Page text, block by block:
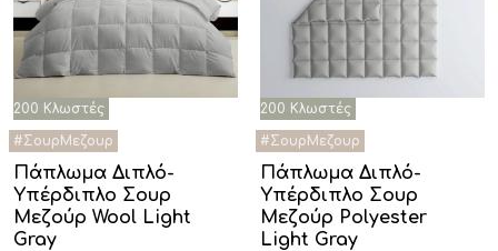
Πάπλωμα Διπλό-
Υπέρδιπλο Σουρ
Μεζούρ Wool Light
Gray
Πάπλωμα Διπλό-
Υπέρδιπλο Σουρ
Μεζούρ Polyester
Light Gray